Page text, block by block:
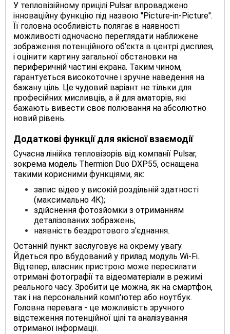
У тепловізійному прицілі Pulsar впроваджено
інноваційну функцію під назвою "Picture-in-Picture".
Її головна особливість полягає в наявності
можливості одночасно переглядати наближене
зображення потенційного об'єкта в центрі дисплея,
і оцінити картину загальної обстановки на
периферичній частині екрана. Таким чином,
гарантується високоточне і зручне наведення на
бажану ціль. Це чудовий варіант не тільки для
професійних мисливців, а й для аматорів, які
бажають вивести своє полювання на абсолютно
новий рівень.
Додаткові функції для якісної взаємодії
Сучасна лінійка тепловізорів від компанії Pulsar,
зокрема модель Thermion Duo DXP55, оснащена
такими корисними функціями, як:
запис відео у високій роздільній здатності
(максимально 4К);
здійснення фотозйомки з отриманням
деталізованих зображень;
наявність бездротового з'єднання.
Останній пункт заслуговує на окрему увагу.
Йдеться про вбудований у прилад модуль Wi-Fi.
Відтепер, власник пристрою може пересилати
отримані фотографії та відеоматеріали в режимі
реального часу. Зробити це можна, як на смартфон,
так і на персональний комп'ютер або ноутбук.
Головна перевага - це можливість зручного
відстеження потенційної цілі та аналізування
отриманої інформації.